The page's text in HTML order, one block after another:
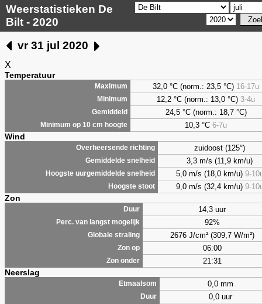
Weerstatistieken De
Bilt - 2020
vr 31 jul 2020
X
Temperatuur
Maximum 32,0 °C (norm.: 23,5 °C) 16-17u
Minimum 12,2 °C (norm.: 13,0 °C) 3-4u
Gemiddeld 24,5 °C (norm.: 18,7 °C)
Minimum op 10 cm hoogte 10,3 °C 6-7u
Wind
Overheersende richting zuidoost (125°)
Gemiddelde snelheid 3,3 m/s (11,9 km/u)
Hoogste uurgemiddelde snelheid 5,0 m/s (18,0 km/u) 9-
Hoogste stoot 9,0 m/s (32,4 km/u) 9-
Zon
Duur 14,3 uur
Perc. van langst mogelijk 92%
Globale straling 2676 J/cm² (309,7 W/m²)
Zon op 06:00
Zon onder 21:31
Neerslag
Etmaalsom 0,0 mm
Duur 0,0 uur